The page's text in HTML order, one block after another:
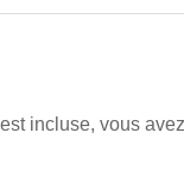
incluse, vous